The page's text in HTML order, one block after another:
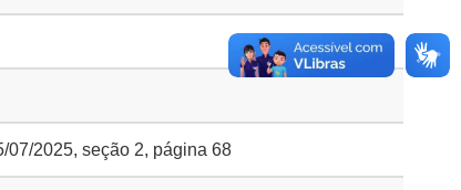
07/2025, seção 2, página 68